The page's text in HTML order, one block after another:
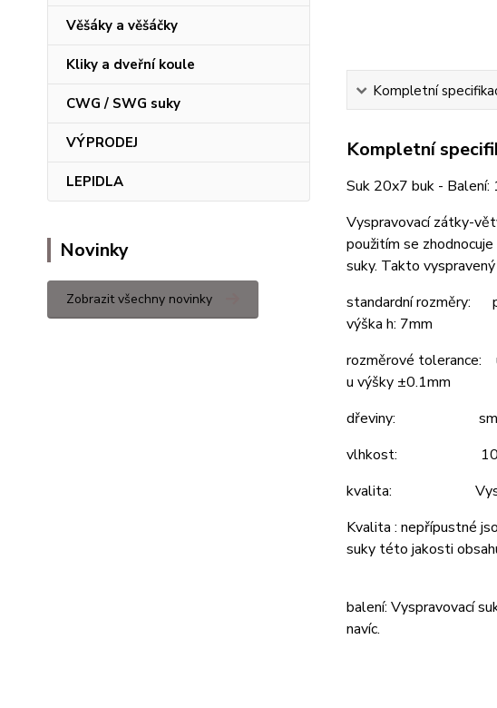
Věšáky a věšáčky
Kliky a dveřní koule
CWG / SWG suky
VÝPRODEJ
LEPIDLA
Novinky
Zobrazit všechny novinky
Kompletní
Kompletní
Suk 20x7 buk -
Vyspravovací zátky-
použitím se
suky. Takto
standardní rozměry:
výška h: 7mm
rozměrové tolerance:
u výšky ±0.1mm
dřeviny: smrk,
vlhkost:
kvalita:
Kvalita : nepřípustné
suky této jakosti
balení: Vyspravovací
navíc.